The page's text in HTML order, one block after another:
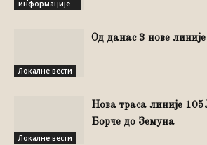
информације
Локалне вести
Од данас 3 нове
Локалне вести
Нова траса линије
Борче до Земуна